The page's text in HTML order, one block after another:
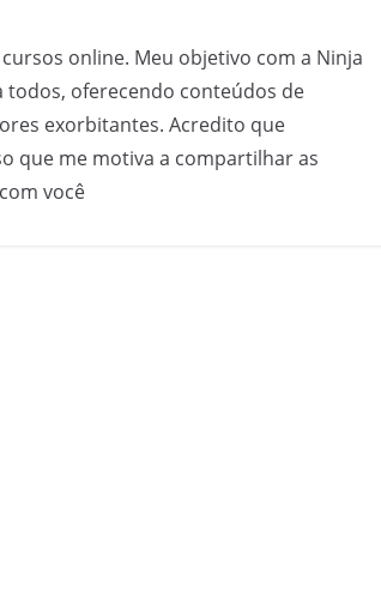
online. Meu objetivo com a Ninja
todos, oferecendo conteúdos de
exorbitantes. Acredito que
que me motiva a compartilhar as
você